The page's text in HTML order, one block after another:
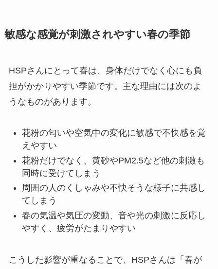
敏感な感覚が刺激されやすい春の季節
HSPさんにとって春は、身体だけでなく心にも負
担がかかりやすい季節です。主な理由には次のよ
うなものがあります。
花粉の匂いや空気中の変化に敏感で不快感を覚
えやすい
花粉だけでなく、黄砂やPM2.5など他の刺激も
同時に受けてしまう
周囲の人のくしゃみや不快そうな様子に共感し
てしまう
春の気温や気圧の変動、音や光の刺激に反応し
やすく、疲労がたまりやすい
こうした影響が重なることで、HSPさんは「春が